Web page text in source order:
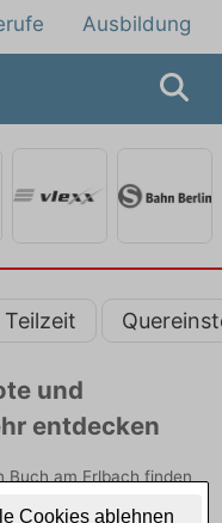
Cookies ablehnen
Ausbildung
Teilzeit
und
entdecken
Buch am Erlbach finden
freie Optionen von Top-